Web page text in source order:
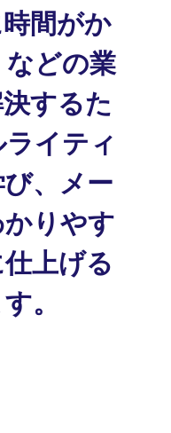
間がか
どの業
するた
イティ
、メー
りやす
上げる
。